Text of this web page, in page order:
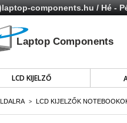
components.hu/ Hé -
LCD KIJELZŐ
> LCD KIJELZŐK